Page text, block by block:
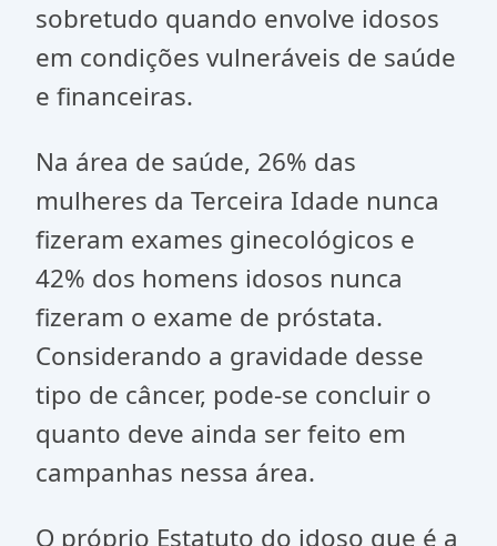
sobretudo quando envolve idosos
em condições vulneráveis de saúde
e financeiras.
Na área de saúde, 26% das
mulheres da Terceira Idade nunca
fizeram exames ginecológicos e
42% dos homens idosos nunca
fizeram o exame de próstata.
Considerando a gravidade desse
tipo de câncer, pode-se concluir o
quanto deve ainda ser feito em
campanhas nessa área.
O próprio Estatuto do idoso que é a